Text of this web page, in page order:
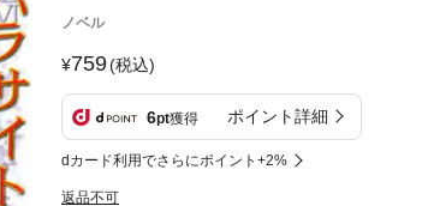
ノベル
759(税込)
6pt獲得 ポイント詳細
dカード利用でさらにポイント+2%
返品不可